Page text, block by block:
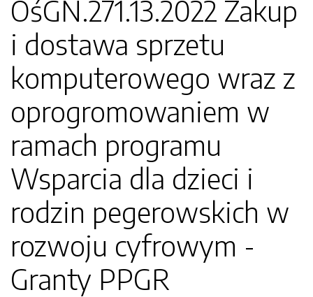
OśGN.271.13.2022 Zakup
i dostawa sprzetu
komputerowego wraz z
oprogromowaniem w
ramach programu
Wsparcia dla dzieci i
rodzin pegerowskich w
rozwoju cyfrowym -
Granty PPGR